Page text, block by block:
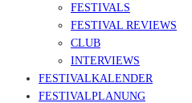
FESTIVALS
FESTIVAL REVIEWS
CLUB
INTERVIEWS
FESTIVALKALENDER
FESTIVALPLANUNG